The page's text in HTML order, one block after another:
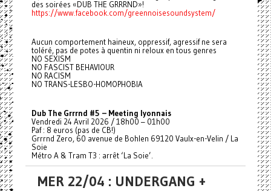
des soirées «DUB THE GRRRND»!
https://www.facebook.com/greennoisesoundsystem/
Aucun comportement haineux, oppressif, agressif ne sera
toléré, pas de potes à quentin ni reloux en tous genres
NO SEXISM
NO FASCIST BEHAVIOUR
NO RACISM
NO TRANS-LESBO-HOMOPHOBIA
Dub The Grrrnd #5 – Meeting lyonnais
Vendredi 24 Avril 2026 / 18h00 – 01h00
Paf : 8 euros (pas de CB!)
Grrrnd Zero, 60 avenue de Bohlen 69120 Vaulx-en-Velin / La
Soie
Métro A & Tram T3 : arrêt ‘La Soie’.
MER 22/04 : UNDERGANG +